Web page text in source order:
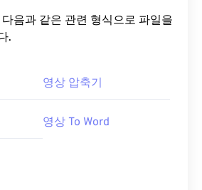
음과 같은 관련 형식으로 파일을
.
영상 압축기
영상 To Word